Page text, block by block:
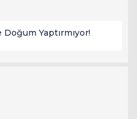
Yaptırmıyor!